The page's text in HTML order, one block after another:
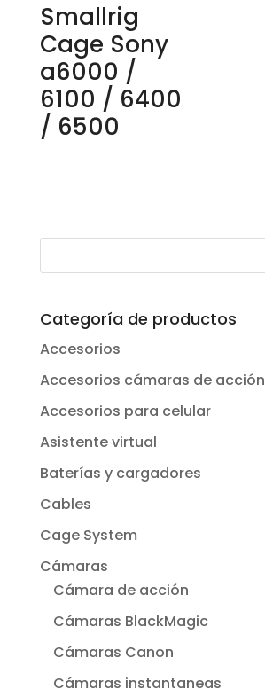
Smallrig
Cage Sony
a6000 /
6100 / 6400
/ 6500
Categoría de productos
Accesorios
Accesorios cámaras de acción
Accesorios para celular
Asistente virtual
Baterías y cargadores
Cables
Cage System
Cámaras
Cámara de acción
Cámaras BlackMagic
Cámaras Canon
Cámaras instantaneas